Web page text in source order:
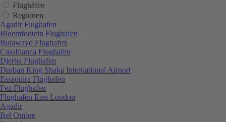
Flughäfen
Regionen
Agadir Flughafen
Bloemfontein Flughafen
Bulawayo Flughafen
Casablanca Flughafen
Djerba Flughafen
Durban King Shaka International Airport
Essaouira Flughafen
Fez Flughafen
Flughafen East London
Agadir
Bel Ombre